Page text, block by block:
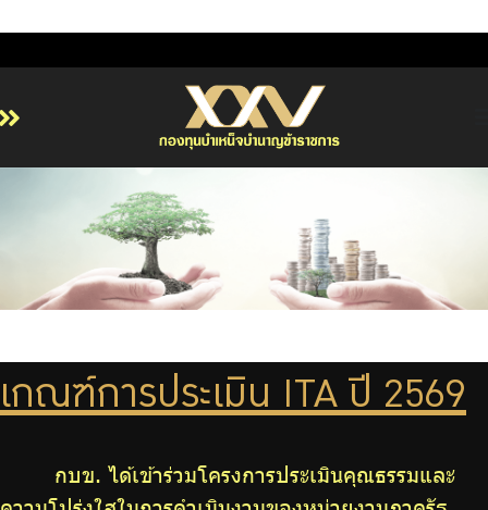
เกี่ยวกับ กบข.
ลงทุน
การบริหารความเสี่ยง
รายงานผลการดำเนินงาน
จัดซื้อจัดจ้าง
เกณฑ์การประเมิน ITA ปี 2569
กบข. ได้เข้าร่วมโครงการประเมินคุณธรรมและ